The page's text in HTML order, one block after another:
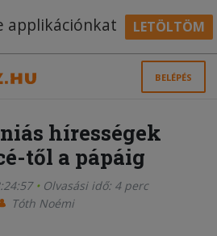
applikációnkat LETÖLTÖM
BELÉPÉS
hírességek
től a pápáig
Olvasási idő: 4 perc
Tóth Noémi